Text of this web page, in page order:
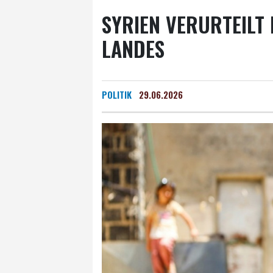
SYRIEN VERURTEILT
ANDES
POLITIK 29.06.2026